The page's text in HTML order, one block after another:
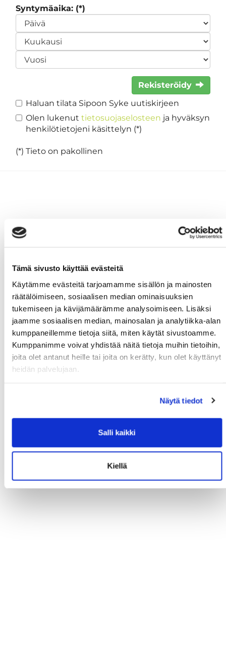
Tämä sivusto käyttää evästeitä
Käytämme evästeitä tarjoamamme sisällön ja mainosten
räätälöimiseen, sosiaalisen median ominaisuuksien
tukemiseen ja kävijämäärämme analysoimiseen. Lisäksi
jaamme sosiaalisen median, mainosalan ja analytiikka-alan
kumppaneillemme tietoja siitä, miten käytät sivustoamme.
Kumppanimme voivat yhdistää näitä tietoja muihin tietoihin,
joita olet antanut heille tai joita on kerätty, kun olet käyttänyt
heidän palvelujaan.
Näytä tiedot
Salli kaikki
Kiellä
Syntymäaika: (*)
Rekisteröidy
Haluan tilata Sipoon Syke uutiskirjeen
Olen lukenut tietosuojaselosteen ja hyväksyn
henkilötietojeni käsittelyn (*)
(*) Tieto on pakollinen